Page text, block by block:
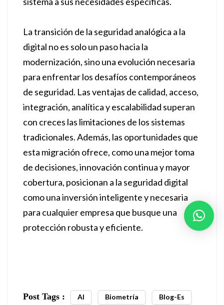
La transición de la seguridad analógica a la
digital no es solo un paso hacia la
modernización, sino una evolución necesaria
para enfrentar los desafíos contemporáneos
de seguridad. Las ventajas de calidad, acceso,
integración, analítica y escalabilidad superan
con creces las limitaciones de los sistemas
tradicionales. Además, las oportunidades que
esta migración ofrece, como una mejor toma
de decisiones, innovación continua y mayor
cobertura, posicionan a la seguridad digital
como una inversión inteligente y necesaria
para cualquier empresa que busque una
protección robusta y eficiente.
Post Tags : AI Biometría Blog-Es